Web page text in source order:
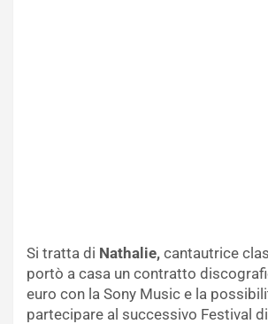
Si tratta di Nathalie, cantautrice
portò a casa un contratto
euro con la Sony Music e la
partecipare al successivo Festival